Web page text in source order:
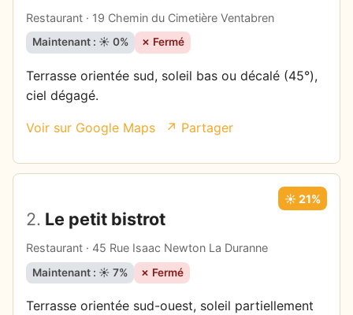
Restaurant · 19 Chemin du Cimetière Ventabren
Maintenant : ☀️ 0% ✗ Fermé
Terrasse orientée sud, soleil bas ou décalé (45°),
ciel dégagé.
Voir sur Google Maps ↗ Partager
2. Le petit bistrot
Restaurant · 45 Rue Isaac Newton La Duranne
☀️ 21%
Maintenant : ☀️ 7% ✗ Fermé
Terrasse orientée sud-ouest, soleil partiellement